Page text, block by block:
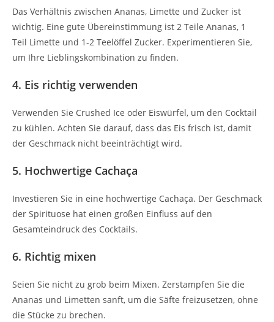
Das Verhältnis zwischen Ananas, Limette und Zucker ist
wichtig. Eine gute Übereinstimmung ist 2 Teile Ananas, 1
Teil Limette und 1-2 Teelöffel Zucker. Experimentieren Sie,
um Ihre Lieblingskombination zu finden.
4. Eis richtig verwenden
Verwenden Sie Crushed Ice oder Eiswürfel, um den Cocktail
zu kühlen. Achten Sie darauf, dass das Eis frisch ist, damit
der Geschmack nicht beeinträchtigt wird.
5. Hochwertige Cachaça
Investieren Sie in eine hochwertige Cachaça. Der Geschmack
der Spirituose hat einen großen Einfluss auf den
Gesamteindruck des Cocktails.
6. Richtig mixen
Seien Sie nicht zu grob beim Mixen. Zerstampfen Sie die
Ananas und Limetten sanft, um die Säfte freizusetzen, ohne
die Stücke zu brechen.